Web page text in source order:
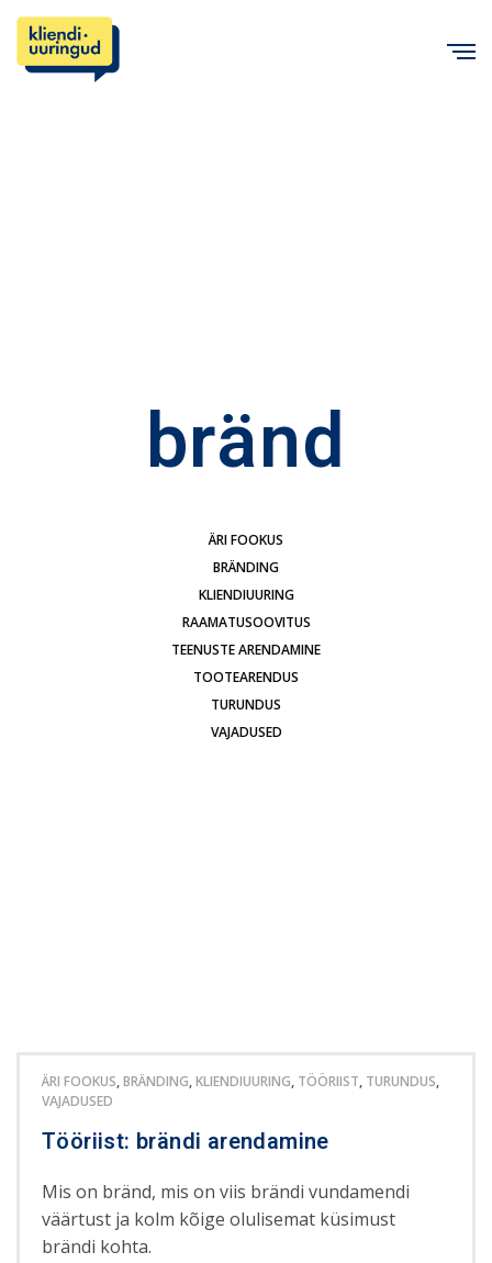
bränd
ÄRI FOOKUS
BRÄNDING
KLIENDIUURING
RAAMATUSOOVITUS
TEENUSTE ARENDAMINE
TOOTEARENDUS
TURUNDUS
VAJADUSED
ÄRI FOOKUS,BRÄNDING,KLIENDIUURING, TÖÖRIIST, TURUNDUS,
VAJADUSED
Tööriist: brändi arendamine
Mis on bränd, mis on viis brändi vundamendi
väärtust ja kolm kõige olulisemat küsimust
brändi kohta.